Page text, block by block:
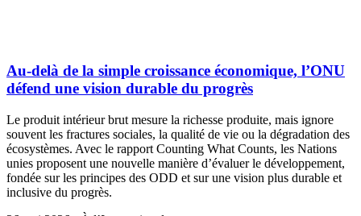
Au-delà de la simple croissance économique, l’ONU
défend une vision durable du progrès
Le produit intérieur brut mesure la richesse produite, mais ignore
souvent les fractures sociales, la qualité de vie ou la dégradation des
écosystèmes. Avec le rapport Counting What Counts, les Nations
unies proposent une nouvelle manière d’évaluer le développement,
fondée sur les principes des ODD et sur une vision plus durable et
inclusive du progrès.